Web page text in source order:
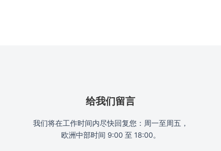
给我们留言
我们将在工作时间内尽快回复您：周一至周五，
欧洲中部时间 9:00 至 18:00。